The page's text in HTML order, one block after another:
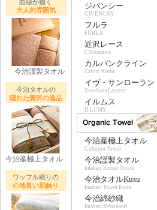
曲線が描く
大人的雰囲気
今治謹製タオル
今治タオルの
隠れた贅沢の逸品
今治産極上タオル
ワッフル織りの
心地良い肌触り
ジバンシー
GIVENCHY
フルラ
FURLA
近沢レース
CHikazawa
カルバンクライン
Calvin Klein
イヴ・サンローラン
YvesSaintLaurent
イルムス
ILLUMS
今治産極上タオル
Gokujou Towel
今治謹製タオル
Imabari Kinsei Towel
今治タオルKusu
Imabari Towel Kusu
今治綿紗織
Imabari Menshaori